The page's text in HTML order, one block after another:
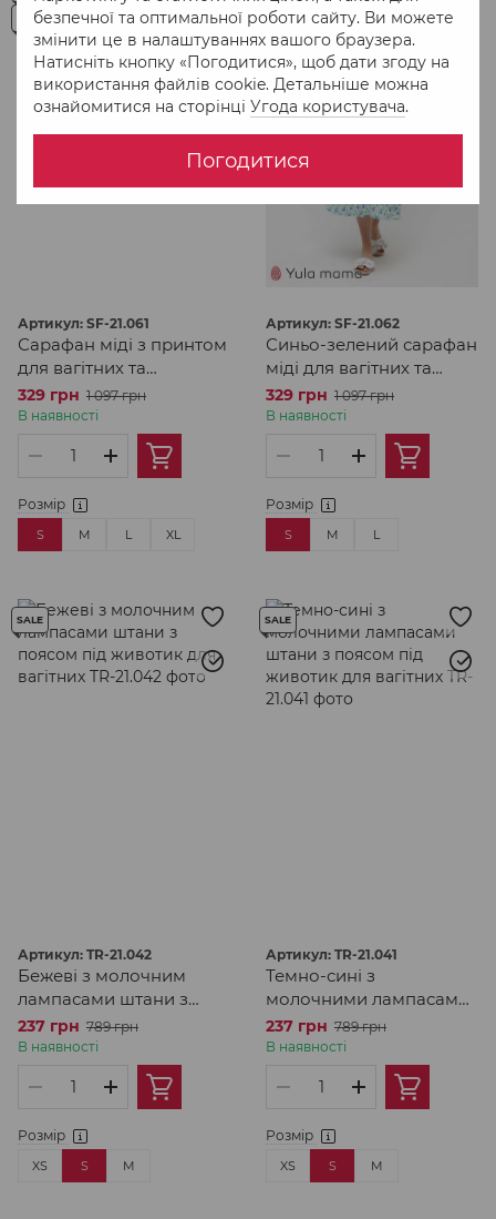
безпечної та оптимальної роботи сайту. Ви можете
змінити це в налаштуваннях вашого браузера.
Натисніть кнопку «Погодитися», щоб дати згоду на
використання файлів cookie. Детальніше можна
ознайомитися на сторінці Угода користувача.
Погодитися
Артикул: SF-21.061
Сарафан міді з принтом
для вагітних та
годуючих
329 грн 1 097 грн
В наявності
Розмір
S M L XL
Артикул: SF-21.062
Синьо-зелений сарафан
міді для вагітних та
годуючих
329 грн 1 097 грн
В наявності
Розмір
S M L
SALE
Артикул: TR-21.042
Бежеві з молочним
лампасами штани з
поясом під животик для
вагітних
237 грн 789 грн
В наявності
Розмір
XS S M
SALE
Артикул: TR-21.041
Темно-сині з
молочними лампасами
штани з поясом під
животик для вагітних
237 грн 789 грн
В наявності
Розмір
XS S M